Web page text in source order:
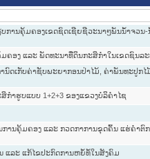
ການຄຸ້ມຄອງເຂດຊົດເຊີຍຊີວະນາໆພັນນໍ້າຈວນ-
ຄອງ ແລະ ພັດທະນາທີ່ດິນກະສິກໍາໃນເຂດຊົນລ
ນົດເກັບຄ່າຊັບພະຍາກອນປ່າໄມ້, ຄ່າພັນທະປູກໄ
ກຳຮູບແບບ 1+2+3 ຂອງແຂວງບໍລິຄໍາໄຊ
ການຄຸ້ມຄອງ ແລະ ກວດກາການຂຸດຄົ້ນ ແຮ່ຄຳຕົ
ແລະ ແກ້ໄຂປະກົດການຫຍໍ້ທໍ້ໃນສັງຄົມ